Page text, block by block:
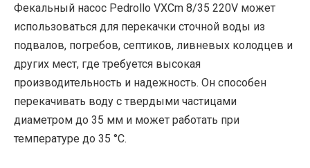
Фекальный насос Pedrollo VXCm 8/35 220V может
использоваться для перекачки сточной воды из
подвалов, погребов, септиков, ливневых колодцев и
других мест, где требуется высокая
производительность и надежность. Он способен
перекачивать воду с твердыми частицами
диаметром до 35 мм и может работать при
температуре до 35 °C.